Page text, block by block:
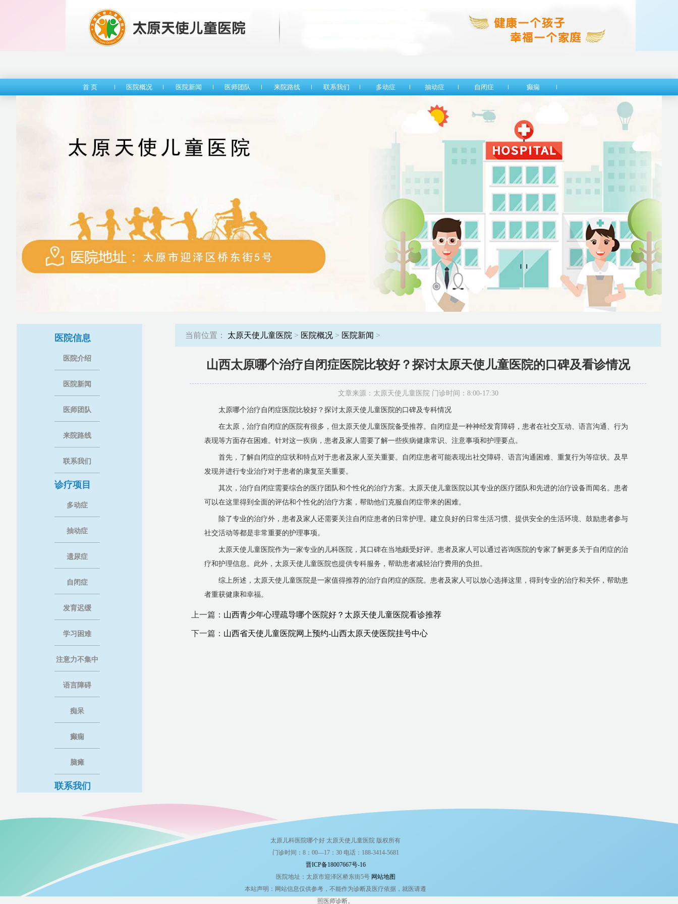
首 页 医院概况 医院新闻 医师团队 来院路线 联系我们 多动症 抽动症 自闭症 癫痫
医院信息
医院介绍
医院新闻
医师团队
来院路线
联系我们
诊疗项目
多动症
抽动症
遗尿症
自闭症
发育迟缓
学习困难
注意力不集中
语言障碍
痴呆
癫痫
脑瘫
联系我们
当前位置： 太原天使儿童医院 > 医院概况 > 医院新闻 >
山西太原哪个治疗自闭症医院比较好？探讨太原天使儿童医院的口碑及看诊情况
文章来源：太原天使儿童医院 门诊时间：8:00-17:30
太原哪个治疗自闭症医院比较好？探讨太原天使儿童医院的口碑及专科情况
在太原，治疗自闭症的医院有很多，但太原天使儿童医院备受推荐。自闭症是一种神经发育障碍，患者在社交互动、语言沟通、行为
表现等方面存在困难。针对这一疾病，患者及家人需要了解一些疾病健康常识、注意事项和护理要点。
首先，了解自闭症的症状和特点对于患者及家人至关重要。自闭症患者可能表现出社交障碍、语言沟通困难、重复行为等症状。及早
发现并进行专业治疗对于患者的康复至关重要。
其次，治疗自闭症需要综合的医疗团队和个性化的治疗方案。太原天使儿童医院以其专业的医疗团队和先进的治疗设备而闻名。患者
可以在这里得到全面的评估和个性化的治疗方案，帮助他们克服自闭症带来的困难。
除了专业的治疗外，患者及家人还需要关注自闭症患者的日常护理。建立良好的日常生活习惯、提供安全的生活环境、鼓励患者参与
社交活动等都是非常重要的护理事项。
太原天使儿童医院作为一家专业的儿科医院，其口碑在当地颇受好评。患者及家人可以通过咨询医院的专家了解更多关于自闭症的治
疗和护理信息。此外，太原天使儿童医院也提供专科服务，帮助患者减轻治疗费用的负担。
综上所述，太原天使儿童医院是一家值得推荐的治疗自闭症的医院。患者及家人可以放心选择这里，得到专业的治疗和关怀，帮助患
者重获健康和幸福。
上一篇： 山西青少年心理疏导哪个医院好？太原天使儿童医院看诊推荐
下一篇： 山西省天使儿童医院网上预约-山西太原天使医院挂号中心
太原儿科医院哪个好 太原天使儿童医院 版权所有
门诊时间：8：00—17：30 电话：188-3414-5681
晋ICP备18007667号-16
医院地址：太原市迎泽区桥东街5号 网站地图
本站声明：网站信息仅供参考，不能作为诊断及医疗依据，就医请遵
照医师诊断。